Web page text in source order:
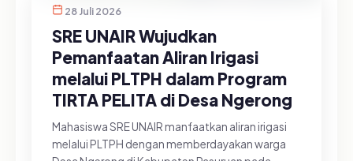
28 Juli 2026
SRE UNAIR Wujudkan
Pemanfaatan Aliran Irigasi
melalui PLTPH dalam Program
TIRTA PELITA di Desa Ngerong
Mahasiswa SRE UNAIR manfaatkan aliran irigasi
melalui PLTPH dengan memberdayakan warga